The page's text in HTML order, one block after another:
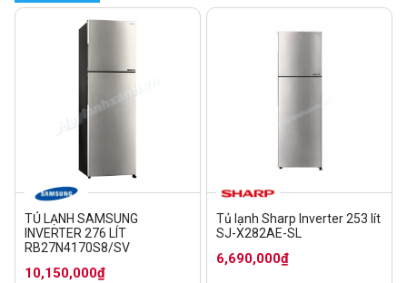
TỦ LẠNH SAMSUNG
INVERTER 276 LÍT
RB27N4170S8/SV
10,150,000₫
Tủ lạnh Sharp Inverter 253 lít
SJ-X282AE-SL
6,690,000₫